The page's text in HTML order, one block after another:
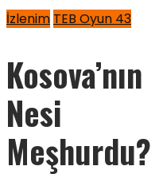
İzlenim TEB Oyun 43
Kosova’nın
Nesi
Meşhurdu?